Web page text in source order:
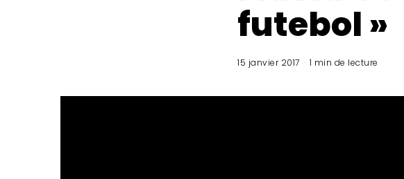
futebol »
15 janvier 2017 1 min de lecture